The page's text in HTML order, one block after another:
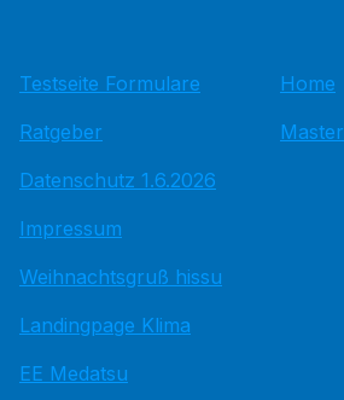
Testseite Formulare
Ratgeber
Datenschutz 1.6.2026
Impressum
Weihnachtsgruß hissu
Landingpage Klima
EE Medatsu
Home
Master